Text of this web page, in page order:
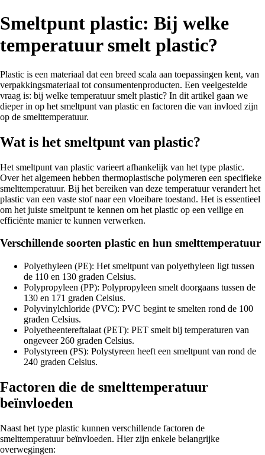
Smeltpunt plastic: Bij welke
temperatuur smelt plastic?
Plastic is een materiaal dat een breed scala aan toepassingen kent, van
verpakkingsmateriaal tot consumentenproducten. Een veelgestelde
vraag is: bij welke temperatuur smelt plastic? In dit artikel gaan we
dieper in op het smeltpunt van plastic en factoren die van invloed zijn
op de smelttemperatuur.
Wat is het smeltpunt van plastic?
Het smeltpunt van plastic varieert afhankelijk van het type plastic.
Over het algemeen hebben thermoplastische polymeren een specifieke
smelttemperatuur. Bij het bereiken van deze temperatuur verandert het
plastic van een vaste stof naar een vloeibare toestand. Het is essentieel
om het juiste smeltpunt te kennen om het plastic op een veilige en
efficiënte manier te kunnen verwerken.
Verschillende soorten plastic en hun smelttemperatuur
Polyethyleen (PE): Het smeltpunt van polyethyleen ligt tussen
de 110 en 130 graden Celsius.
Polypropyleen (PP): Polypropyleen smelt doorgaans tussen de
130 en 171 graden Celsius.
Polyvinylchloride (PVC): PVC begint te smelten rond de 100
graden Celsius.
Polyetheentereftalaat (PET): PET smelt bij temperaturen van
ongeveer 260 graden Celsius.
Polystyreen (PS): Polystyreen heeft een smeltpunt van rond de
240 graden Celsius.
Factoren die de smelttemperatuur
beïnvloeden
Naast het type plastic kunnen verschillende factoren de
smelttemperatuur beïnvloeden. Hier zijn enkele belangrijke
overwegingen: